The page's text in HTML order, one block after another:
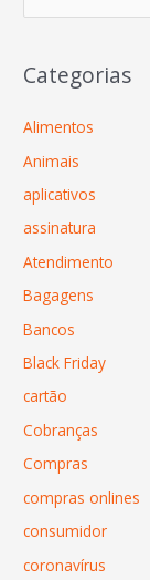
Categorias
Alimentos
Animais
aplicativos
assinatura
Atendimento
Bagagens
Bancos
Black Friday
cartão
Cobranças
Compras
compras onlines
consumidor
coronavírus